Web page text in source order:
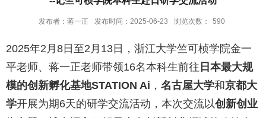
发布者：蒋一正 发布时间：2025-06-23 浏览次数： 590
2025年2月8日至2月13日，浙江大学竺可桢学院金一
平老师、蒋一正老师带领16名本科生前往 日本最大规
模的创新孵化基地STATION Ai ， 名古屋大学和京都大
学开展为期6天的研学交流活动，本次交流以创新创业